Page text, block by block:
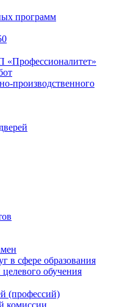
программ
производственного
в сфере образования
обучения
(профессий)
комиссии